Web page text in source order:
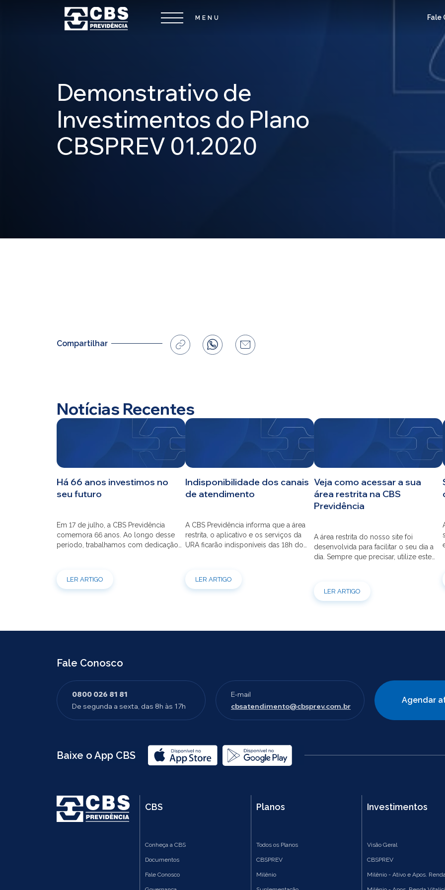
Fale
CBS
Planos
Investimentos
Demonstrativo de
Investimentos do Plano
CBSPREV 01.2020
Compartilhar
Notícias Recentes
Há 66 anos investimos no
seu futuro
Em 17 de julho, a CBS Previdência
comemora 66 anos. Ao longo desse
período, trabalhamos com dedicação
aniversário, reforçamos o nosso
LER ARTIGO
Indisponibilidade dos canais
de atendimento
A CBS Previdência informa que a área
restrita, o aplicativo e os serviços da
URA ficarão indisponíveis das 18h do
por e-mail também ficarão
LER ARTIGO
Veja como acessar a sua
área restrita na CBS
Previdência
A área restrita do nosso site foi
desenvolvida para facilitar o seu dia a
dia. Sempre que precisar, utilize este
acesso, confira o passo a passo.
LER ARTIGO
Fale Conosco
0800 026 81 81
De segunda a sexta, das 8h às 17h
E-mail
cbsatendimento@cbsprev.com.br
Agendar
Baixe o App CBS
CBS
Conheça a CBS
Documentos
Fale Conosco
Planos
Todos os Planos
CBSPREV
Milênio
Investimentos
Visão Geral
CBSPREV
Milênio - Ativo e Apos.